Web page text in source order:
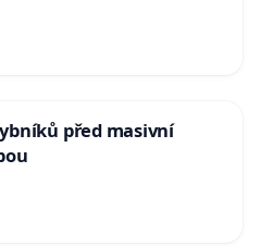
před masivní